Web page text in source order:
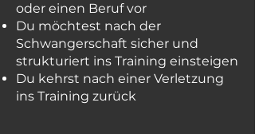
oder einen Beruf vor
Du möchtest nach der
Schwangerschaft sicher und
strukturiert ins Training einsteigen
Du kehrst nach einer Verletzung
ins Training zurück